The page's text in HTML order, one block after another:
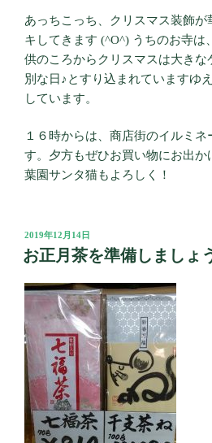
あっちこっち、クリスマス装飾が
キしてきます (^O^) うちのお寺は
供のころからクリスマスは大きな
別な日♪とすり込まれていますゆ
しています。
１６時からは、商店街のイルミネ
す。夕方もぜひお買い物にお出
葉園サンタ猫もよろしく！
投
稿
日:
2019年12月14日
お正月茶を準備しましょ